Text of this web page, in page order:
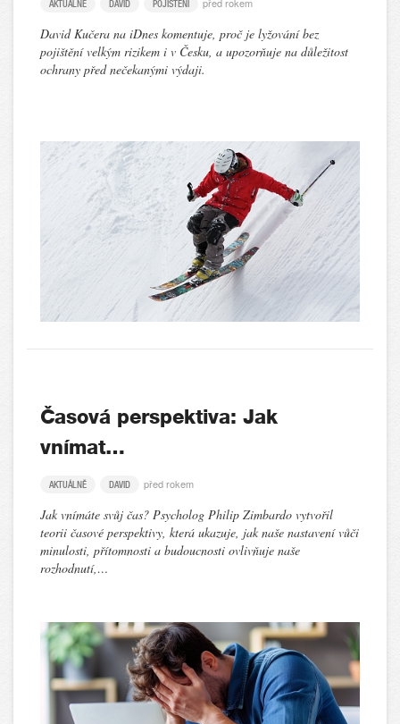
AKTUÁLNĚ DAVID POJIŠTĚNÍ před rokem
David Kučera na iDnes komentuje, proč je lyžování bez
pojištění velkým rizikem i v Česku, a upozorňuje na důležitost
ochrany před nečekanými výdaji.
Časová perspektiva: Jak
vnímat…
AKTUÁLNĚ DAVID před rokem
Jak vnímáte svůj čas? Psycholog Philip Zimbardo vytvořil
teorii časové perspektivy, která ukazuje, jak naše nastavení vůči
minulosti, přítomnosti a budoucnosti ovlivňuje naše
rozhodnutí,…